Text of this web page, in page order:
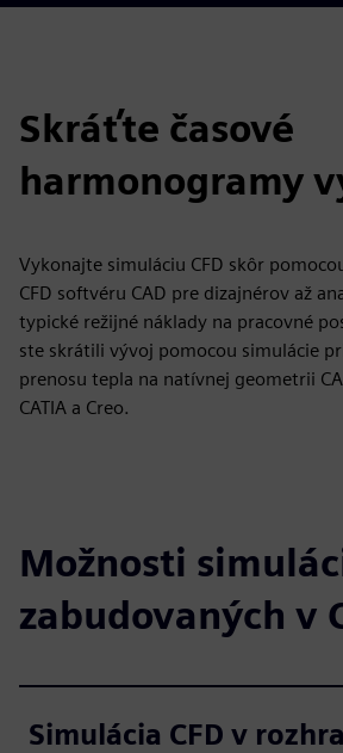
Skráťte časové
harmonogramy
Vykonajte simuláciu CFD skôr
CFD softvéru CAD pre dizajnérov až
typické režijné náklady na pracovné
ste skrátili vývoj pomocou simulácie
prenosu tepla na natívnej geometrii
CATIA a Creo.
Možnosti
zabudovaných v
Simulácia CFD v